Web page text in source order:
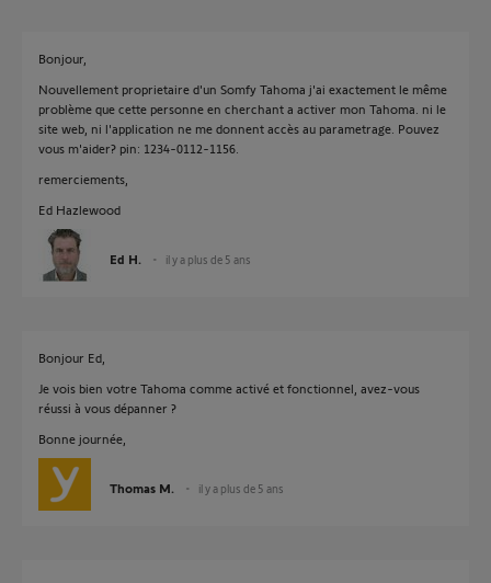
Bonjour,
Nouvellement proprietaire d'un Somfy Tahoma j'ai exactement le même
problème que cette personne en cherchant a activer mon Tahoma. ni le
site web, ni l'application ne me donnent accès au parametrage. Pouvez
vous m'aider? pin: 1234-0112-1156.
remerciements,
Ed Hazlewood
Ed H. il y a plus de 5 ans
Bonjour Ed,
Je vois bien votre Tahoma comme activé et fonctionnel, avez-vous
réussi à vous dépanner ?
Bonne journée,
Thomas M. il y a plus de 5 ans